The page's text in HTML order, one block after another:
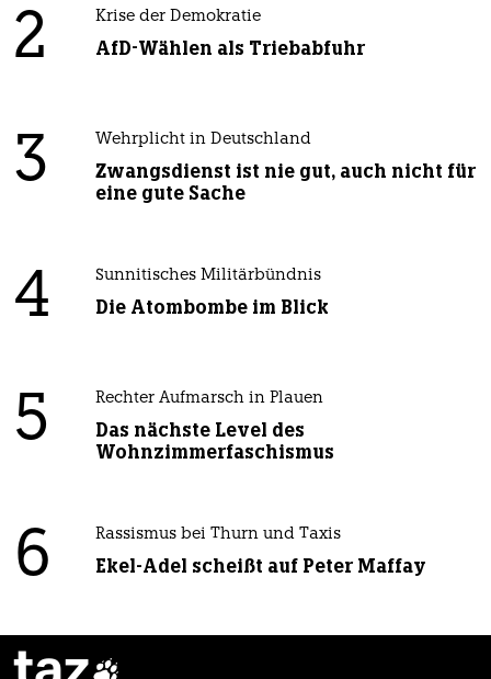
2 Krise der Demokratie
AfD-Wählen als Triebabfuhr
3 Wehrplicht in Deutschland
Zwangsdienst ist nie gut, auch nicht für
eine gute Sache
4 Sunnitisches Militärbündnis
Die Atombombe im Blick
5 Rechter Aufmarsch in Plauen
Das nächste Level des
Wohnzimmerfaschismus
6 Rassismus bei Thurn und Taxis
Ekel-Adel scheißt auf Peter Maffay